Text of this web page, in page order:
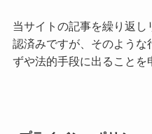
当サイトの記事を繰り返
認済みですが、そのよう
ずや法的手段に出ることを